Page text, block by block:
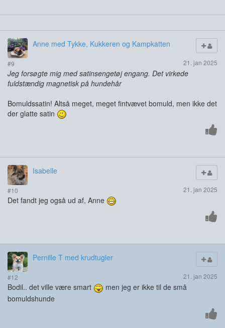
Anne med Tykke, Kukkeren og Kampkatten
#9 21. jan 2025
Jeg forsøgte mig med satinsengetøj engang. Det virkede
fuldstændig magnetisk på hundehår
Bomuldssatin! Altså meget, meget fintvævet bomuld, men ikke det
der glatte satin
Isabelle
#10 21. jan 2025
Det fandt jeg også ud af, Anne
Pernille T med krudtugler
#12 21. jan 2025
Bodil.. det ville være smart
men jeg er ikke til de små
bomuldshunde